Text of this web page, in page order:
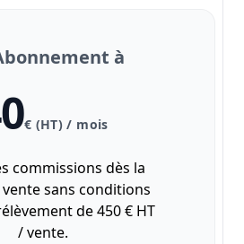
à
€ (HT) / mois
commissions dès la
sans conditions
de 450 € HT
/ vente.